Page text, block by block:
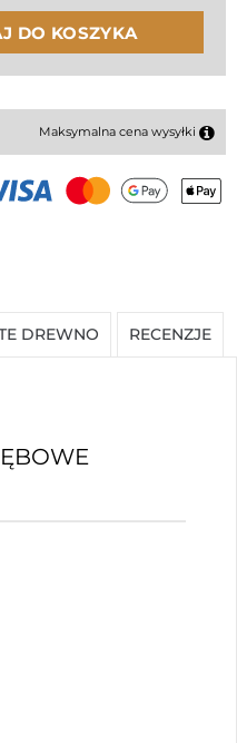
DO KOSZYKA
Maksymalna cena wysyłki
DREWNO RECENZJE